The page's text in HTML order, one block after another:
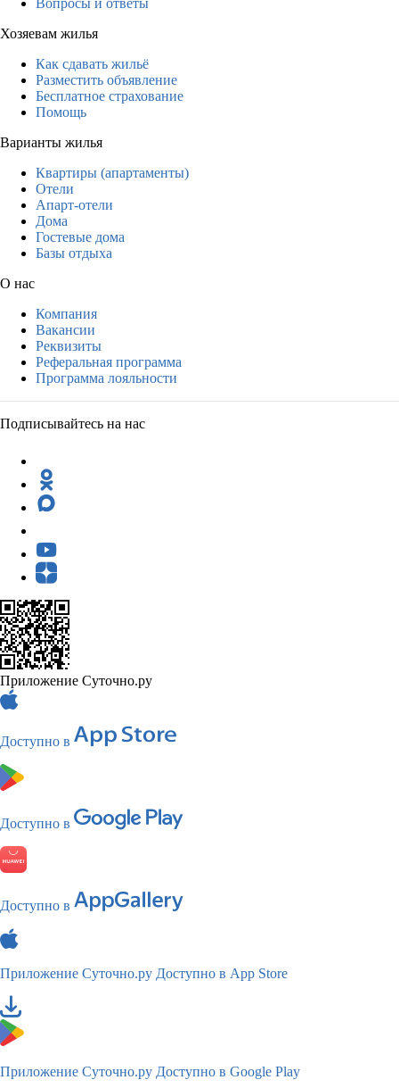
Хозяевам жилья
Как сдавать жильё
Разместить объявление
Бесплатное страхование
Помощь
Варианты жилья
Квартиры (апартаменты)
Отели
Апарт-отели
Дома
Гостевые дома
Базы отдыха
О нас
Компания
Вакансии
Реквизиты
Реферальная программа
Программа лояльности
Подписывайтесь на нас
Приложение Суточно.ру
Доступно в
Доступно в
Доступно в
Приложение Суточно.ру Доступно в App Store
Приложение Суточно.ру Доступно в Google Play